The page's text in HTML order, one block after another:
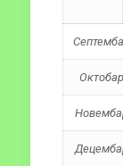
Октобар